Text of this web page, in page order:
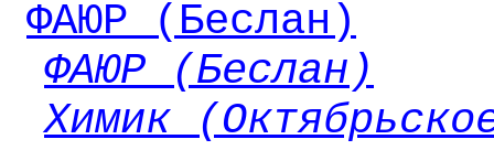
ФАЮР (Беслан)
ФАЮР (Беслан)
Химик